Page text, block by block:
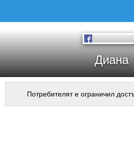
Диана
Потребителят е ограничил